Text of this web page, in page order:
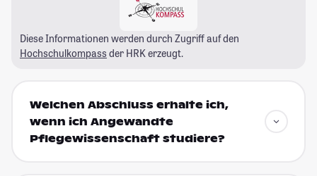
Diese Informationen werden durch Zugriff auf den
Hochschulkompass der HRK erzeugt.
Welchen Abschluss erhalte ich,
wenn ich Angewandte
Pflegewissenschaft studiere?